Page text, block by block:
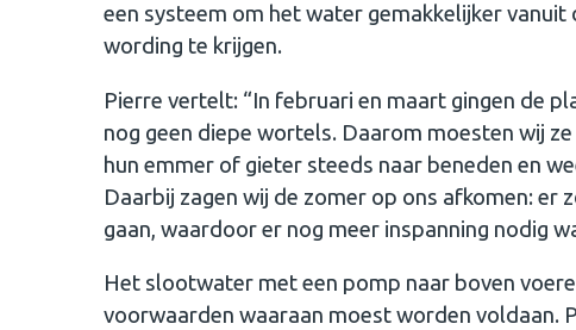
een systeem om het water gemakkelijker
wording te krijgen.
Pierre vertelt: “In februari en maart gingen de
nog geen diepe wortels. Daarom moesten wij
hun emmer of gieter steeds naar beneden en
Daarbij zagen wij de zomer op ons afkomen: er
gaan, waardoor er nog meer inspanning nodig
Het slootwater met een pomp naar boven
voorwaarden waaraan moest worden voldaan.